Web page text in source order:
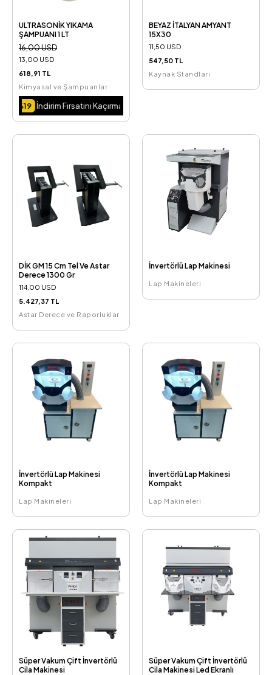
ULTRASONİK YIKAMA
ŞAMPUANI 1 LT
16,00 USD
13,00 USD
618,91 TL
Kimyasal ve Şampuanlar
Kaçırma.
BEYAZ İTALYAN AMYANT
15X30
11,50 USD
547,50 TL
Kaynak Standları
DİK GM 15 Cm Tel Ve Astar
Derece 1300 Gr
114,00 USD
5.427,37 TL
Astar Derece ve Raporluklar
İnvertörlü Lap Makinesi
Lap Makineleri
İnvertörlü Lap Makinesi
Kompakt
Lap Makineleri
İnvertörlü Lap Makinesi
Kompakt
Lap Makineleri
Süper Vakum Çift İnvertörlü
Cila Makinesi
Süper Vakum Çift İnvertörlü
Cila Makinesi Led Ekranlı